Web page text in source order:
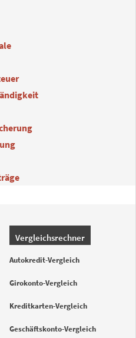
Vergleichsrechner
Autokredit-Vergleich
Girokonto-Vergleich
Kreditkarten-Vergleich
Geschäftskonto-Vergleich